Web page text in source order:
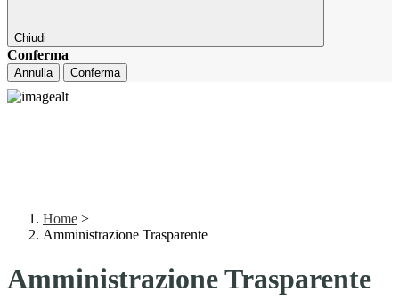
Chiudi
Conferma
Annulla Conferma
Home >
Amministrazione Trasparente
Amministrazione Trasparente